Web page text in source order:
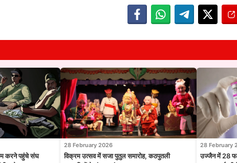
करने पहुंचे संघ
28 February 2026
विक्रम उत्सव में सजा पुतुल समारोह, कठपुतली
28 February
उज्जैन में 28